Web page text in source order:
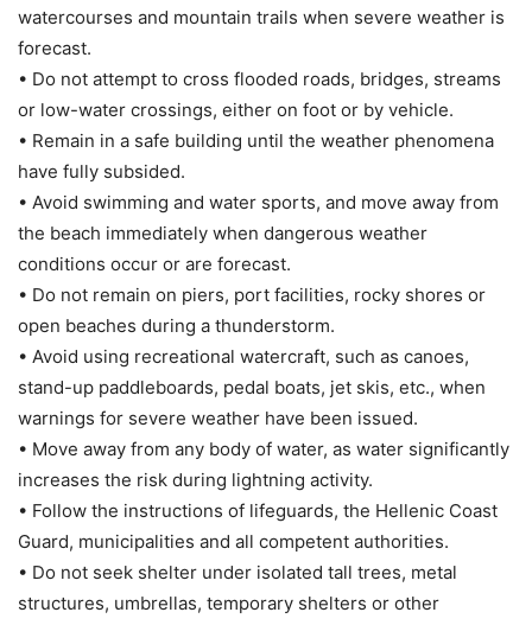
watercourses and mountain trails when severe weather is
forecast.
• Do not attempt to cross flooded roads, bridges, streams
or low-water crossings, either on foot or by vehicle.
• Remain in a safe building until the weather phenomena
have fully subsided.
• Avoid swimming and water sports, and move away from
the beach immediately when dangerous weather
conditions occur or are forecast.
• Do not remain on piers, port facilities, rocky shores or
open beaches during a thunderstorm.
• Avoid using recreational watercraft, such as canoes,
stand-up paddleboards, pedal boats, jet skis, etc., when
warnings for severe weather have been issued.
• Move away from any body of water, as water significantly
increases the risk during lightning activity.
• Follow the instructions of lifeguards, the Hellenic Coast
Guard, municipalities and all competent authorities.
• Do not seek shelter under isolated tall trees, metal
structures, umbrellas, temporary shelters or other